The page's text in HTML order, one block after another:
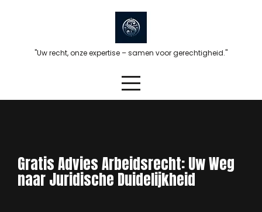
"Uw recht, onze expertise – samen voor gerechtigheid."
Gratis Advies Arbeidsrecht: Uw Weg
naar Juridische Duidelijkheid